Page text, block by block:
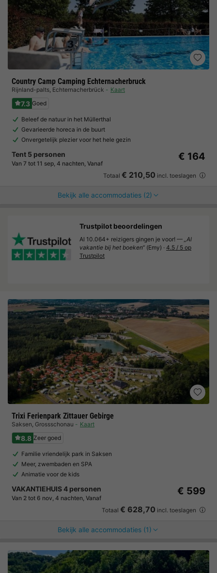
Country Camp Camping Echternacherbruck
Rijnland-palts, Echternacherbrück Kaart
7.3 Goed
Beleef de natuur in het Müllerthal
Gevarieerde horeca in de buurt
Onvergetelijk plezier voor het hele gezin
Tent 5 personen
Van 7 tot 11 sep, 4 nachten, Vanaf
€ 164
Totaal € 210,50 incl. toeslagen
Bekijk alle accommodaties (2)
Trixi Ferienpark Zittauer Gebirge
Saksen, Grossschonau Kaart
8.8 Zeer goed
Familie vriendelijk park in Saksen
Meer, zwembaden en SPA
Animatie voor de kids
VAKANTIEHUIS 4 personen
Van 2 tot 6 nov, 4 nachten, Vanaf
€ 599
Totaal € 628,70 incl. toeslagen
Bekijk alle accommodaties (1)
Trustpilot beoordelingen
Al 10.064+ reizigers gingen je voor! — „Al
vakantie bij het boeken“ (Emy) · 4.5 / 5 op
Trustpilot